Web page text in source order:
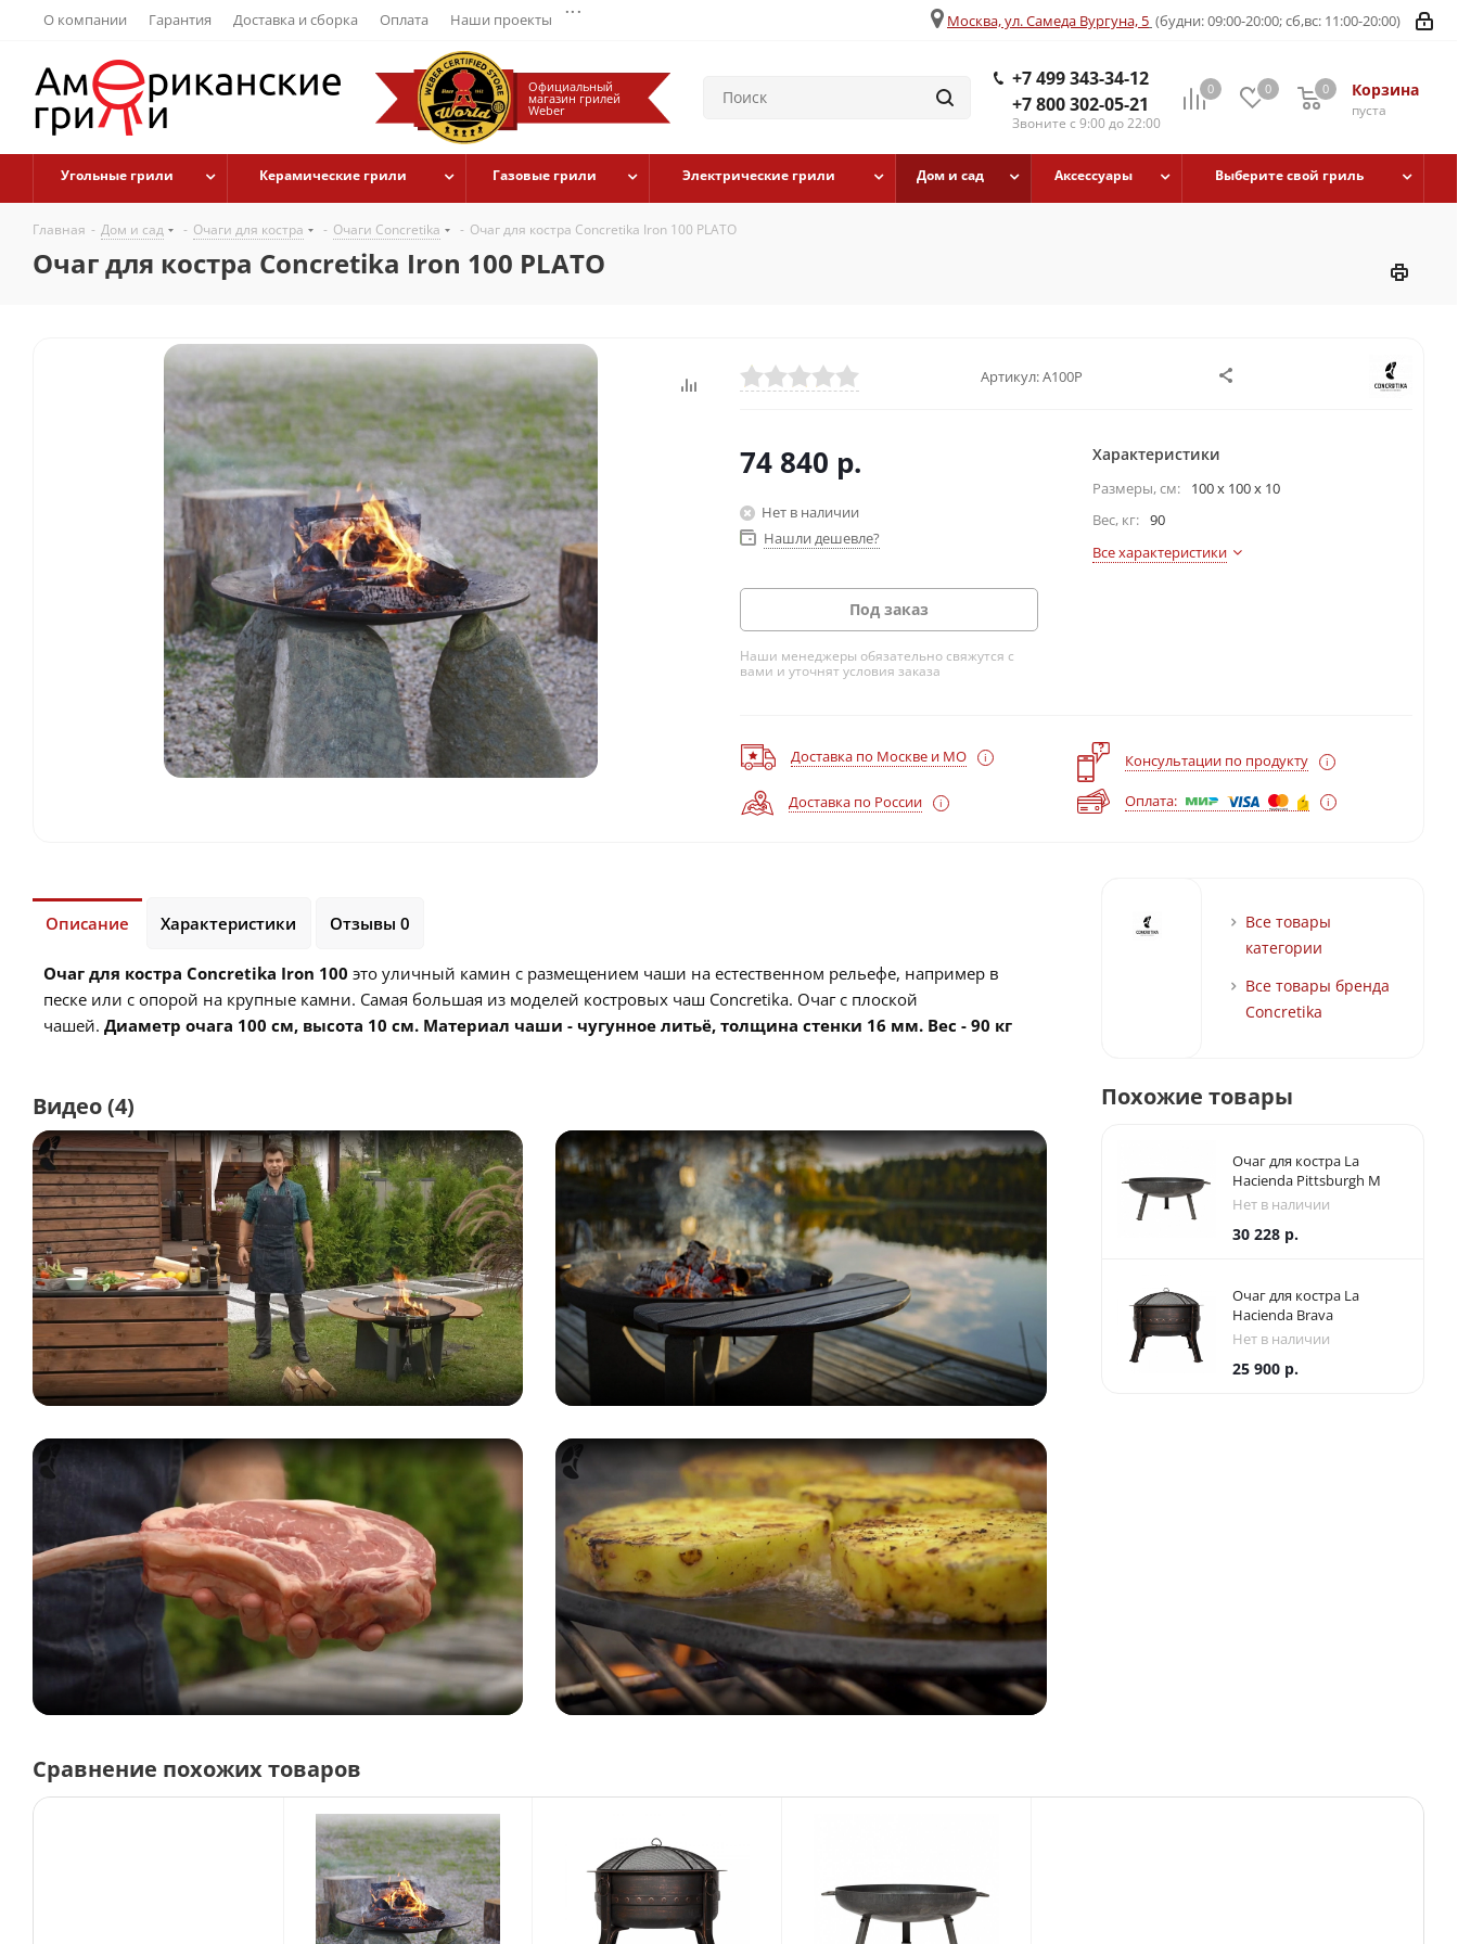
О компании Гарантия Доставка и сборка Оплата Наши проекты
...
Москва, ул. Самеда Вургуна, 5 (будни: 09:00-20:00; сб,вс: 11:00-20:00)
Официальный
магазин грилей
Weber
+7 499 343-34-12
+7 800 302-05-21
Звоните с 9:00 до 22:00
0 0 Корзина
пуста
0
Угольные грили Керамические грили Газовые грили Электрические грили Дом и сад Аксессуары Выберите свой гриль
Главная - Дом и сад - Очаги для костра - Очаги Concretika - Очаг для костра Concretika Iron 100 PLATO
Очаг для костра Concretika Iron 100 PLATO
Артикул:A100P
74 840 р.
Нет в наличии
Нашли дешевле?
Под заказ
Наши менеджеры обязательно свяжутся с
вами и уточнят условия заказа
Характеристики
Размеры, см:
100 x 100 x 10
Вес, кг: 90
Все характеристики
Доставка по Москве и МО ?
Консультации по продукту
Доставка по России Оплата:
Описание
Очаг для костра Concretika Iron 100 это уличный камин с размещением чаши на естественном рельефе, например в
песке или с опорой на крупные камни. Самая большая из моделей костровых чаш Concretika. Очаг с плоской
чашей. Диаметр очага 100 см, высота 10 см. Материал чаши - чугунное литьё, толщина стенки 16 мм. Вес - 90 кг
Характеристики Отзывы 0
Видео(4)
Все товары
категории
Все товары бренда
Concretika
Похожие товары
Очаг для костра La
Hacienda Pittsburgh M
Нет в наличии
30 228р.
Очаг для костра La
Hacienda Brava
Нет в наличии
25 900р.
Сравнение похожих товаров